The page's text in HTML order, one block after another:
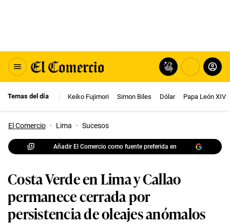
Temas del día Keiko Fujimori Simon Biles Dólar Papa León XIV
El Comercio · Lima · Sucesos
Añadir El Comercio como fuente preferida en
Costa Verde en Lima y Callao
permanece cerrada por
persistencia de oleajes anómalos